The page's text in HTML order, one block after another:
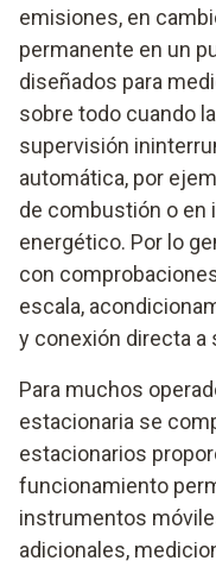
emisiones, en
permanente en un
diseñados para
sobre todo cuando
supervisión
automática, por
de combustión o en
energético. Por lo
con
escala,
y conexión directa
Para muchos
estacionaria se
estacionarios
funcionamiento
instrumentos
adicionales,